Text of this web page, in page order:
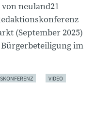
neuland21
(September 2025)
im
VIDEO